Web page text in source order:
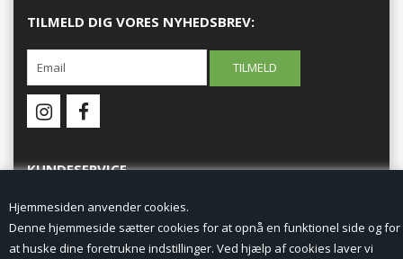
Hjemmesiden anvender cookies.
Denne hjemmeside sætter cookies for at opnå en funktionel side og for
at huske dine foretrukne indstillinger. Ved hjælp af cookies laver vi
TILMELD DIG VORES NYHEDSBREV:
KUNDESERVICE
Forside
Min Konto